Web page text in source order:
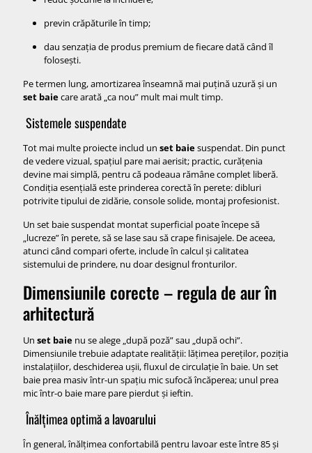
previn crăpăturile în timp;
dau senzația de produs premium de fiecare dată când îl
folosești.
Pe termen lung, amortizarea înseamnă mai puțină uzură și un
set baiecare arată „ca nou” mult mai mult timp.
Sistemele suspendate
Tot mai multe proiecte includ un set baiesuspendat. Din punct
de vedere vizual, spațiul pare mai aerisit; practic, curățenia
devine mai simplă, pentru că podeaua rămâne complet liberă.
Condiția esențială este prinderea corectă în perete: dibluri
potrivite tipului de zidărie, console solide, montaj profesionist.
Un set baie suspendat montat superficial poate începe să
„lucreze” în perete, să se lase sau să crape finisajele. De aceea,
atunci când compari oferte, include în calcul și calitatea
sistemului de prindere, nu doar designul fronturilor.
Dimensiunile corecte – regula de aur în
arhitectură
Un set baie nu se alege „după poză” sau „după ochi”.
Dimensiunile trebuie adaptate realității: lățimea pereților, poziția
instalațiilor, deschiderea ușii, fluxul de circulație în baie. Un set
baie prea masiv într-un spațiu mic sufocă încăperea; unul prea
mic într-o baie mare pare pierdut și ieftin.
Înălțimea optimă a lavoarului
În general, înălțimea confortabilă pentru lavoar este între 85 și